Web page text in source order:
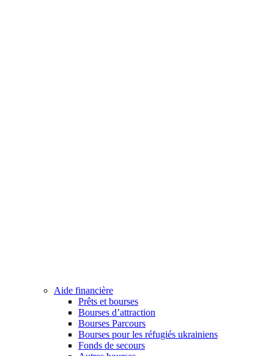
Aide financière
Prêts et bourses
Bourses d’attraction
Bourses Parcours
Bourses pour les réfugiés ukrainiens
Fonds de secours